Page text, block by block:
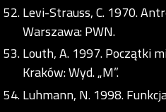
Levi-Strauss, C. 1970.
Warszawa: PWN.
Louth, A. 1997. Początki
Kraków: Wyd. „M”.
Luhmann, N. 1998.